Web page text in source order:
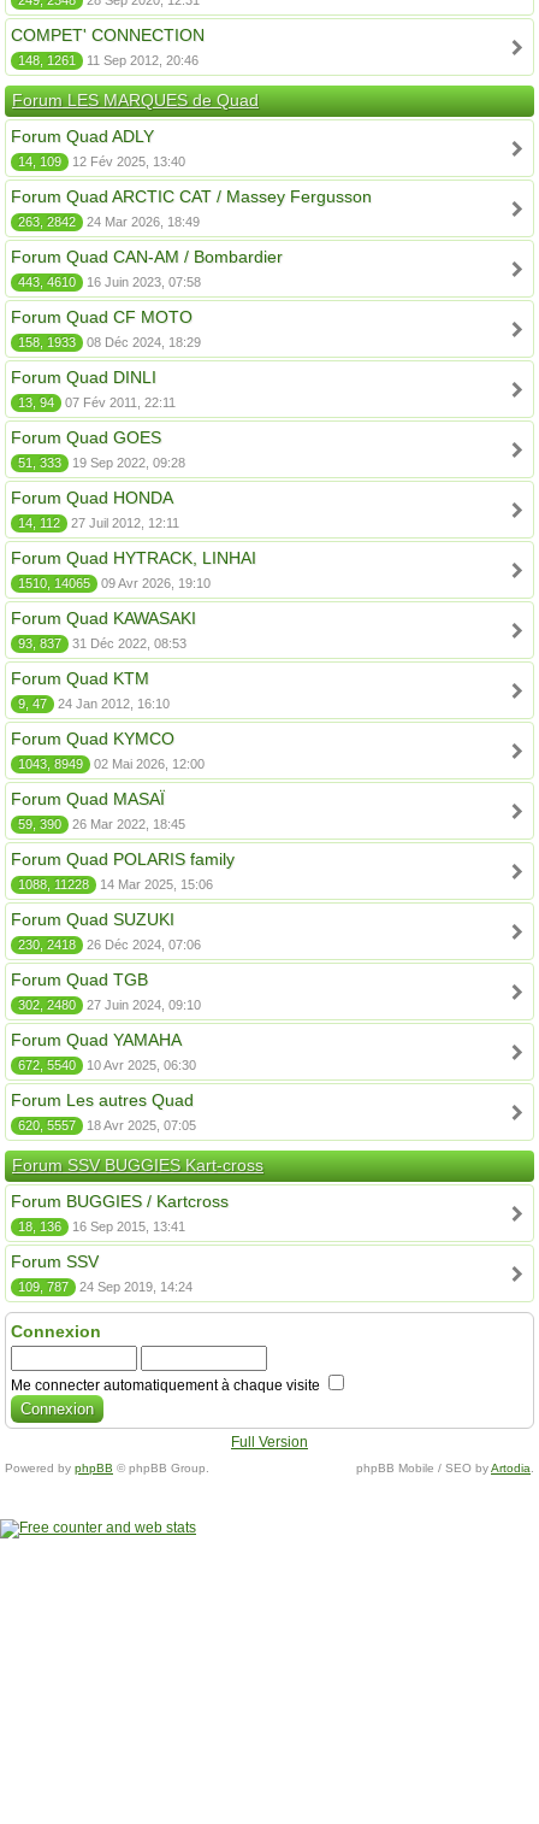
COMPET' CONNECTION
148, 1261 11 Sep 2012, 20:46
Forum LES MARQUES de Quad
Forum Quad ADLY
14, 109 12 Fév 2025, 13:40
Forum Quad ARCTIC CAT / Massey Fergusson
263, 2842 24 Mar 2026, 18:49
Forum Quad CAN-AM / Bombardier
443, 4610 16 Juin 2023, 07:58
Forum Quad CF MOTO
158, 1933 08 Déc 2024, 18:29
Forum Quad DINLI
13, 94 07 Fév 2011, 22:11
Forum Quad GOES
51, 333 19 Sep 2022, 09:28
Forum Quad HONDA
14, 112 27 Juil 2012, 12:11
Forum Quad HYTRACK, LINHAI
1510, 14065 09 Avr 2026, 19:10
Forum Quad KAWASAKI
93, 837 31 Déc 2022, 08:53
Forum Quad KTM
9, 47 24 Jan 2012, 16:10
Forum Quad KYMCO
1043, 8949 02 Mai 2026, 12:00
Forum Quad MASAÏ
59, 390 26 Mar 2022, 18:45
Forum Quad POLARIS family
1088, 11228 14 Mar 2025, 15:06
Forum Quad SUZUKI
230, 2418 26 Déc 2024, 07:06
Forum Quad TGB
302, 2480 27 Juin 2024, 09:10
Forum Quad YAMAHA
672, 5540 10 Avr 2025, 06:30
Forum Les autres Quad
620, 5557 18 Avr 2025, 07:05
Forum SSV BUGGIES Kart-cross
Forum BUGGIES / Kartcross
18, 136 16 Sep 2015, 13:41
Forum SSV
109, 787 24 Sep 2019, 14:24
Connexion
Me connecter automatiquement à chaque visite
Full Version
Powered by phpBB © phpBB Group. phpBB Mobile / SEO byArtodia